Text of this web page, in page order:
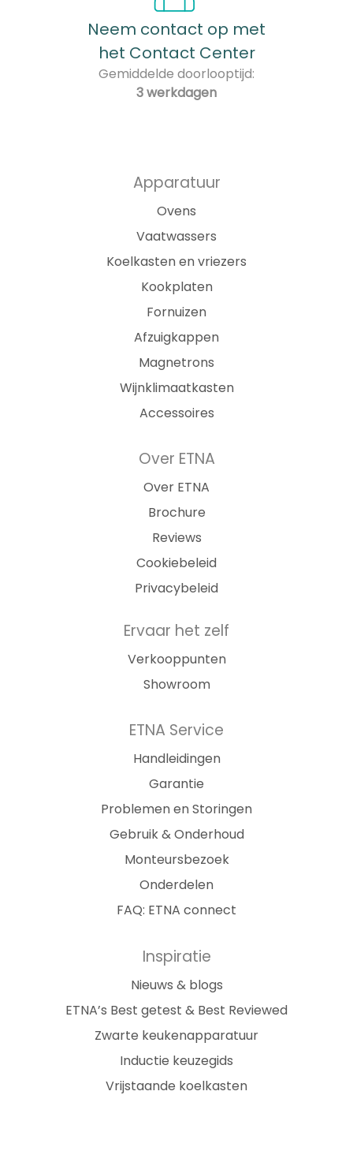
Neem contact op met
het Contact Center
Gemiddelde doorlooptijd:
3 werkdagen
Apparatuur
Ovens
Vaatwassers
Koelkasten en vriezers
Kookplaten
Fornuizen
Afzuigkappen
Magnetrons
Wijnklimaatkasten
Accessoires
Over ETNA
Over ETNA
Brochure
Reviews
Cookiebeleid
Privacybeleid
Ervaar het zelf
Verkooppunten
Showroom
ETNA Service
Handleidingen
Garantie
Problemen en Storingen
Gebruik & Onderhoud
Monteursbezoek
Onderdelen
FAQ: ETNA connect
Inspiratie
Nieuws & blogs
ETNA’s Best getest & Best Reviewed
Zwarte keukenapparatuur
Inductie keuzegids
Vrijstaande koelkasten